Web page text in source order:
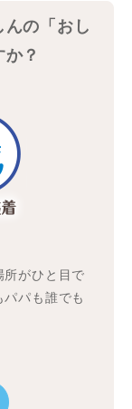
の「おし
？
がひと目で
パも誰でも